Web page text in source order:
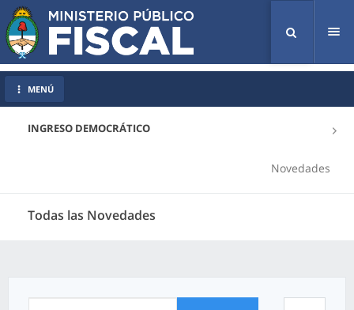
INGRESO DEMOCRÁTICO
Novedades
Todas las Novedades
MENÚ